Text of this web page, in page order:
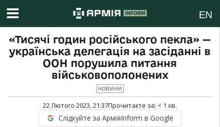
EN
«Тисячі годин російського пекла» —
українська делегація на засіданні в
ООН порушила питання
військовополонених
НОВИНИ
22 Лютого 2023, 21:37Прочитаєте за: < 1 хв.
Слідкуйте за АрміяInform в Google